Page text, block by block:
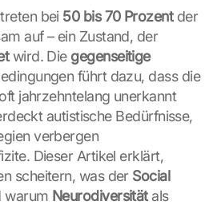
bei 50 bis 70 Prozent der
auf – ein Zustand, der
wird. Die gegenseitige
führt dazu, dass die
jahrzehntelang unerkannt
autistische Bedürfnisse,
verbergen
Dieser Artikel erklärt,
scheitern, was der Social
warum Neurodiversität als